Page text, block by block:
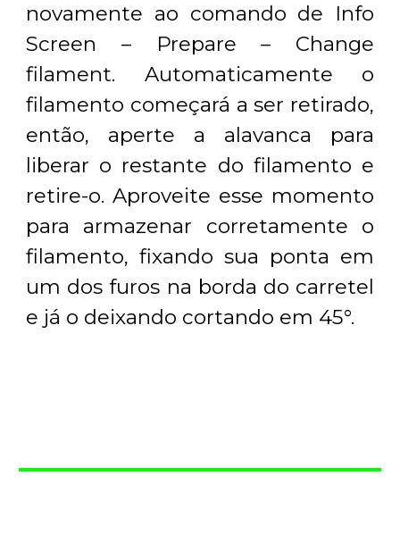
novamente ao comando de Info
Screen – Prepare – Change
filament. Automaticamente o
filamento começará a ser retirado,
então, aperte a alavanca para
liberar o restante do filamento e
retire-o. Aproveite esse momento
para armazenar corretamente o
filamento, fixando sua ponta em
um dos furos na borda do carretel
e já o deixando cortando em 45°.